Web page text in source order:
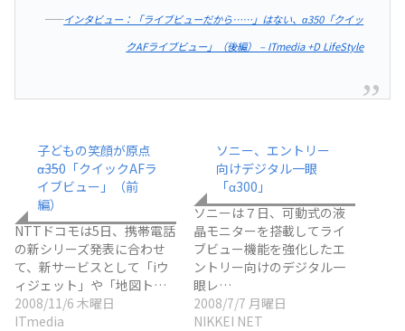
――インタビュー：「ライブビューだから……」はない、α350「クイッ
クAFライブビュー」（後編） – ITmedia +D LifeStyle
子どもの笑顔が原点
――α350「クイックAFラ
イブビュー」（前
編）
NTTドコモは5日、携帯電話
の新シリーズ発表に合わせ
て、新サービスとして「iウ
ィジェット」や「地図ト…
2008/11/6 木曜日
ITmedia
ソニー、エントリー
向けデジタル一眼
「α300」
ソニーは７日、可動式の液
晶モニターを搭載してライ
ブビュー機能を強化したエ
ントリー向けのデジタル一
眼レ…
2008/7/7 月曜日
NIKKEI NET